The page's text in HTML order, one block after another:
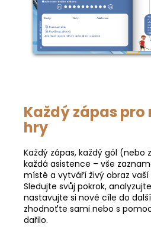
Každý zápas pro
hry
Každý zápas, každý gól (nebo
každá asistence – vše
místě a vytváří živý obraz vaší
Sledujte svůj pokrok,
nastavujte si nové cíle do
zhodnoťte sami nebo s
dařilo.